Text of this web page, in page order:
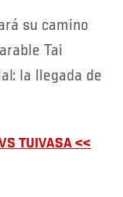
Tai
la llegada de
TUIVASA <<